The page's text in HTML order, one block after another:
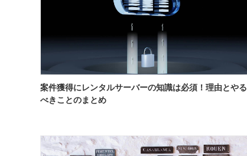
案件獲得にレンタルサーバーの知識は必須！理由とやる
べきことのまとめ